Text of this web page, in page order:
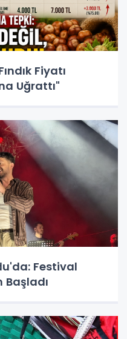
Fiyatı
Uğrattı"
Festival
Başladı